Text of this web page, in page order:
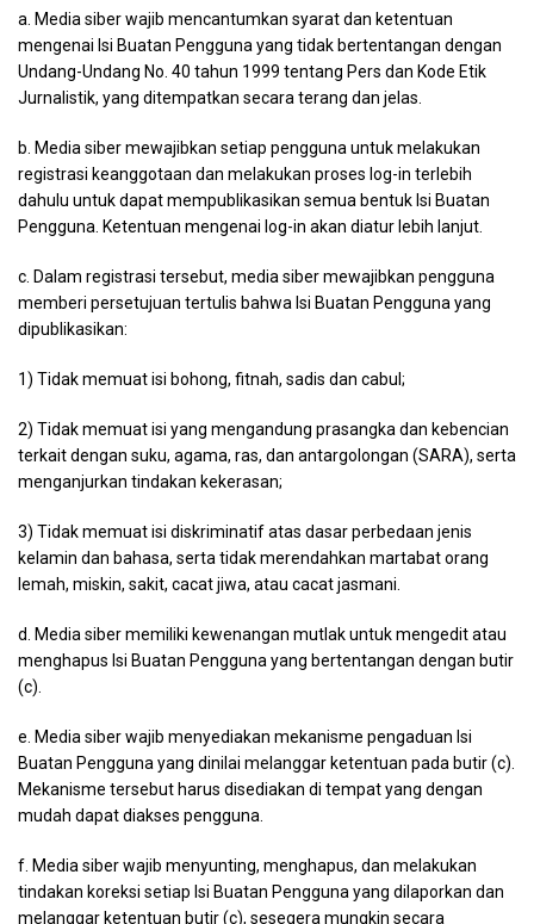
a. Media siber wajib mencantumkan syarat dan ketentuan
mengenai Isi Buatan Pengguna yang tidak bertentangan dengan
Undang-Undang No. 40 tahun 1999 tentang Pers dan Kode Etik
Jurnalistik, yang ditempatkan secara terang dan jelas.
b. Media siber mewajibkan setiap pengguna untuk melakukan
registrasi keanggotaan dan melakukan proses log-in terlebih
dahulu untuk dapat mempublikasikan semua bentuk Isi Buatan
Pengguna. Ketentuan mengenai log-in akan diatur lebih lanjut.
c. Dalam registrasi tersebut, media siber mewajibkan pengguna
memberi persetujuan tertulis bahwa Isi Buatan Pengguna yang
dipublikasikan:
1) Tidak memuat isi bohong, fitnah, sadis dan cabul;
2) Tidak memuat isi yang mengandung prasangka dan kebencian
terkait dengan suku, agama, ras, dan antargolongan (SARA), serta
menganjurkan tindakan kekerasan;
3) Tidak memuat isi diskriminatif atas dasar perbedaan jenis
kelamin dan bahasa, serta tidak merendahkan martabat orang
lemah, miskin, sakit, cacat jiwa, atau cacat jasmani.
d. Media siber memiliki kewenangan mutlak untuk mengedit atau
menghapus Isi Buatan Pengguna yang bertentangan dengan butir
(c).
e. Media siber wajib menyediakan mekanisme pengaduan Isi
Buatan Pengguna yang dinilai melanggar ketentuan pada butir (c).
Mekanisme tersebut harus disediakan di tempat yang dengan
mudah dapat diakses pengguna.
f. Media siber wajib menyunting, menghapus, dan melakukan
tindakan koreksi setiap Isi Buatan Pengguna yang dilaporkan dan
melanggar ketentuan butir (c), sesegera mungkin secara